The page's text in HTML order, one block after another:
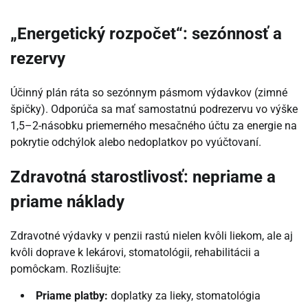
„Energetický rozpočet“: sezónnosť a
rezervy
Účinný plán ráta so sezónnym pásmom výdavkov (zimné
špičky). Odporúča sa mať samostatnú podrezervu vo výške
1,5–2-násobku priemerného mesačného účtu za energie na
pokrytie odchýlok alebo nedoplatkov po vyúčtovaní.
Zdravotná starostlivosť: nepriame a
priame náklady
Zdravotné výdavky v penzii rastú nielen kvôli liekom, ale aj
kvôli doprave k lekárovi, stomatológii, rehabilitácii a
pomôckam. Rozlišujte:
Priame platby: doplatky za lieky, stomatológia